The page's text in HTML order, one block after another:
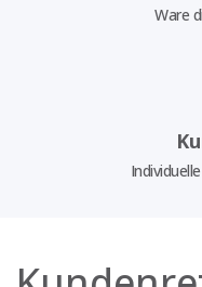
Ware